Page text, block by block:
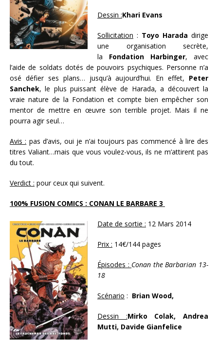
Dessin :Khari Evans
Sollicitation : Toyo Harada dirige
une organisation secrète,
la Fondation Harbinger, avec
l’aide de soldats dotés de pouvoirs psychiques. Personne n’a
osé défier ses plans… jusqu’à aujourd’hui. En effet, Peter
Sanchek, le plus puissant élève de Harada, a découvert la
vraie nature de la Fondation et compte bien empêcher son
mentor de mettre en œuvre son terrible projet. Mais il ne
pourra agir seul…
Avis : pas d’avis, oui je n’ai toujours pas commencé à lire des
titres Valiant…mais que vous voulez-vous, ils ne m’attirent pas
du tout.
Verdict : pour ceux qui suivent.
100% FUSION COMICS : CONAN LE BARBARE 3
Date de sortie : 12 Mars 2014
Prix : 14€/144 pages
Épisodes : Conan the Barbarian 13-
18
Scénario : Brian Wood,
Dessin :Mirko Colak, Andrea
Mutti, Davide Gianfelice